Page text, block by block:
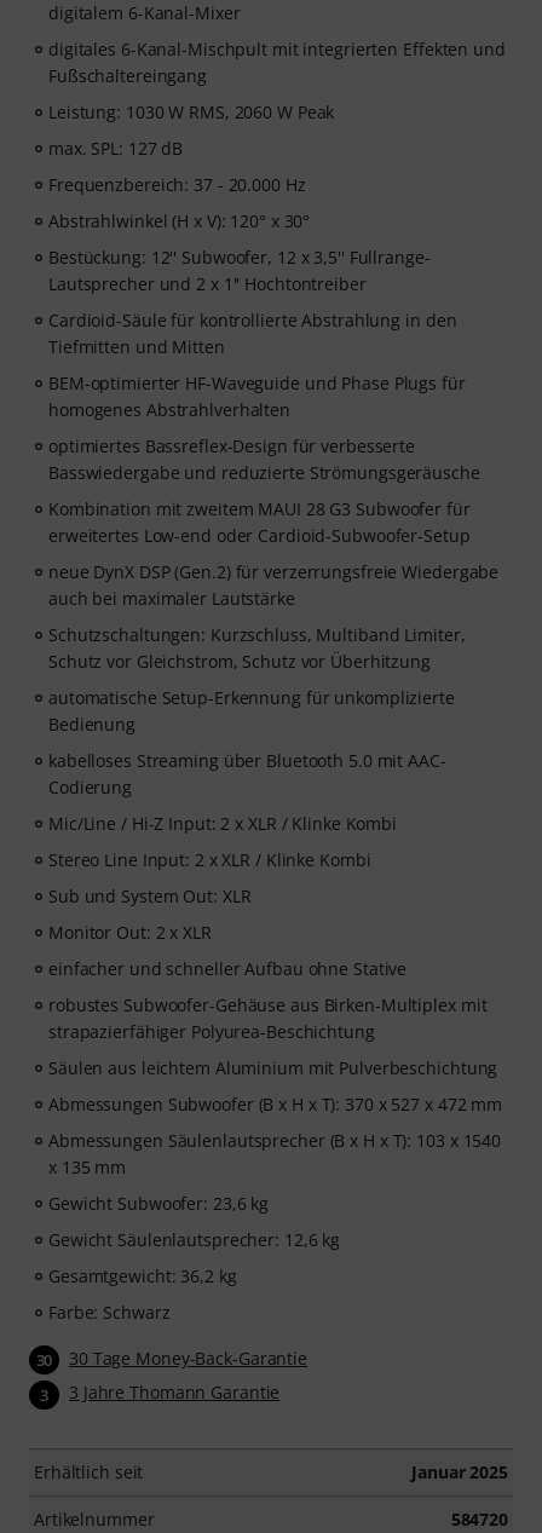
digitalem 6-Kanal-Mixer
digitales 6-Kanal-Mischpult mit integrierten Effekten und
Fußschaltereingang
Leistung: 1030 W RMS, 2060 W Peak
max. SPL: 127 dB
Frequenzbereich: 37 - 20.000 Hz
Abstrahlwinkel (H x V): 120° x 30°
Bestückung: 12'' Subwoofer, 12 x 3,5'' Fullrange-
Lautsprecher und 2 x 1'' Hochtontreiber
Cardioid-Säule für kontrollierte Abstrahlung in den
Tiefmitten und Mitten
BEM-optimierter HF-Waveguide und Phase Plugs für
homogenes Abstrahlverhalten
optimiertes Bassreflex-Design für verbesserte
Basswiedergabe und reduzierte Strömungsgeräusche
Kombination mit zweitem MAUI 28 G3 Subwoofer für
erweitertes Low-end oder Cardioid-Subwoofer-Setup
neue DynX DSP (Gen.2) für verzerrungsfreie Wiedergabe
auch bei maximaler Lautstärke
Schutzschaltungen: Kurzschluss, Multiband Limiter,
Schutz vor Gleichstrom, Schutz vor Überhitzung
automatische Setup-Erkennung für unkomplizierte
Bedienung
kabelloses Streaming über Bluetooth 5.0 mit AAC-
Codierung
Mic/Line / Hi-Z Input: 2 x XLR / Klinke Kombi
Stereo Line Input: 2 x XLR / Klinke Kombi
Sub und System Out: XLR
Monitor Out: 2 x XLR
einfacher und schneller Aufbau ohne Stative
robustes Subwoofer-Gehäuse aus Birken-Multiplex mit
strapazierfähiger Polyurea-Beschichtung
Säulen aus leichtem Aluminium mit Pulverbeschichtung
Abmessungen Subwoofer (B x H x T): 370 x 527 x 472 mm
Abmessungen Säulenlautsprecher (B x H x T): 103 x 1540
x 135 mm
Gewicht Subwoofer: 23,6 kg
Gewicht Säulenlautsprecher: 12,6 kg
Gesamtgewicht: 36,2 kg
Farbe: Schwarz
30 30 Tage Money-Back-Garantie
3 3 Jahre Thomann Garantie
Erhältlich seit Januar 2025
Artikelnummer 584720